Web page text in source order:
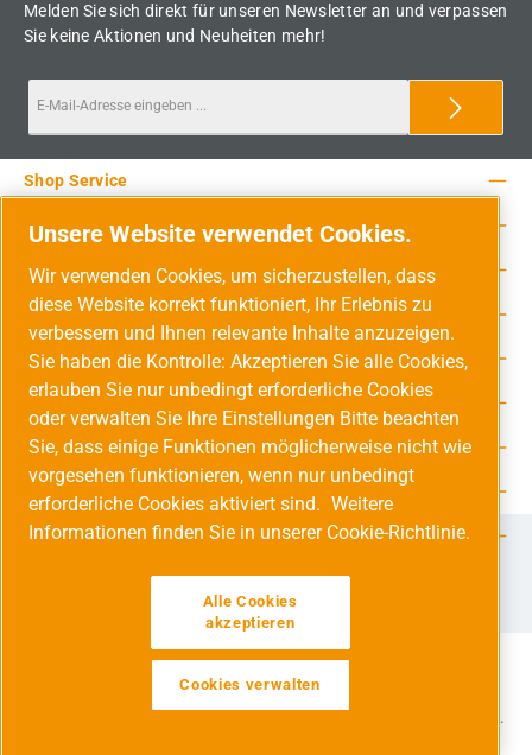
Melden Sie sich direkt für unseren Newsletter an und verpassen
Sie keine Aktionen und Neuheiten mehr!
Service-Hotline
Shop Service
Rechtliche Hinweise
Unsere Vorteile
Versandarten
Zahlungsarten
Adresse
Umweltschutz & Partnerschaft
Jetzt auf Social Media folgen!
InstagramYouTubeLinkedIn
Alle Preise inkl. gesetzl. Mehrwertsteuer zzgl.
und ggf. Nachnahmegebühren, wenn nicht anders angegeben.
Unsere Website verwendet Cookies.
Wir verwenden Cookies, um sicherzustellen, dass
diese Website korrekt funktioniert, Ihr Erlebnis zu
verbessern und Ihnen relevante Inhalte anzuzeigen.
Sie haben die Kontrolle: Akzeptieren Sie alle Cookies,
erlauben Sie nur unbedingt erforderliche Cookies
oder verwalten Sie Ihre Einstellungen Bitte beachten
Sie, dass einige Funktionen möglicherweise nicht wie
vorgesehen funktionieren, wenn nur unbedingt
erforderliche Cookies aktiviert sind. Weitere
Informationen finden Sie in unserer Cookie-Richtlinie.
Alle Cookies
akzeptieren
Cookies verwalten